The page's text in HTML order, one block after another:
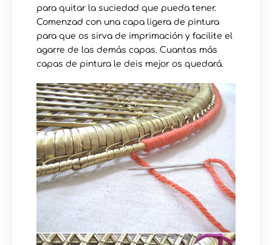
para quitar la suciedad que pueda tener.
Comenzad con una capa ligera de pintura
para que os sirva de imprimación y facilite el
agarre de las demás capas. Cuantas más
capas de pintura le deis mejor os quedará.